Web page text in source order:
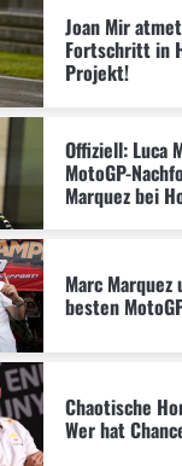
Joan Mir
Fortschritt in
Projekt!
Offiziell: Luca
MotoGP-
Marquez bei
Marc Marquez
besten
Chaotische
Wer hat